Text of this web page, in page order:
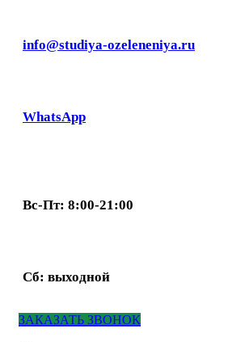
info@studiya-ozeleneniya.ru
WhatsApp
Вс-Пт: 8:00-21:00
Сб: выходной
ЗАКАЗАТЬ ЗВОНОК